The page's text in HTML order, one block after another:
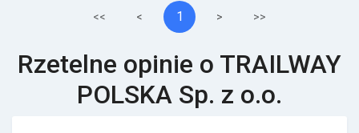
<< < 1 > >>
Rzetelne opinie o TRAILWAY
POLSKA Sp. z o.o.